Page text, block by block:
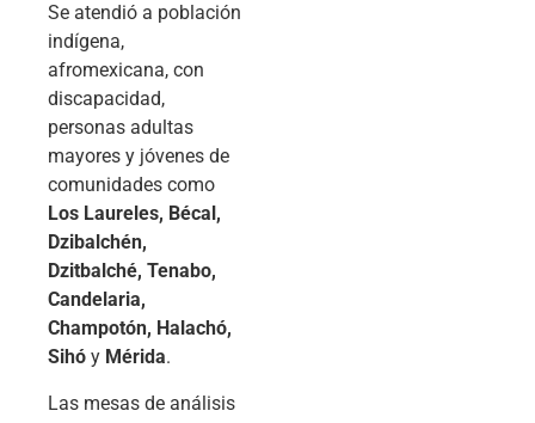
Se atendió a población
indígena,
afromexicana, con
discapacidad,
personas adultas
mayores y jóvenes de
comunidades como
Los Laureles, Bécal,
Dzibalchén,
Dzitbalché, Tenabo,
Candelaria,
Champotón, Halachó,
Sihó y Mérida.
Las mesas de análisis